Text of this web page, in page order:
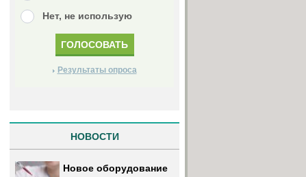
Нет, не использую
Результаты опроса
НОВОСТИ
Новое оборудование